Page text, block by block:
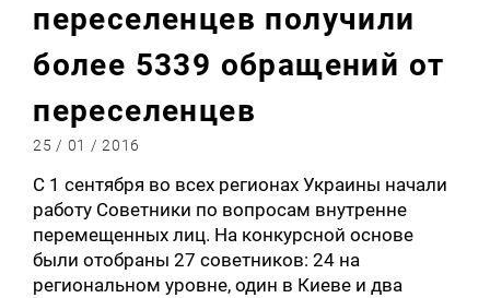
переселенцев получили
более 5339 обращений от
переселенцев
25 / 01 / 2016
С 1 сентября во всех регионах Украины начали
работу Советники по вопросам внутренне
перемещенных лиц. На конкурсной основе
были отобраны 27 советников: 24 на
региональном уровне, один в Киеве и два